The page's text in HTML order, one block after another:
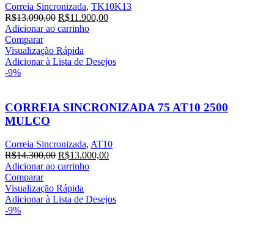
Correia Sincronizada, TK10K13
R$13.090,00 O
preço
era:
R$13.090,00.
R$11.900,00O
R$11.900,00.
Adicionar ao carrinho
Comparar
Visualização Rápida
Adicionar à Lista de Desejos
-9%
CORREIA SINCRONIZADA 75 AT10 2500
MULCO
Correia Sincronizada, AT10
R$14.300,00 O
preço
era:
R$14.300,00.
R$13.000,00O
R$13.000,00.
Adicionar ao carrinho
Comparar
Visualização Rápida
Adicionar à Lista de Desejos
-9%